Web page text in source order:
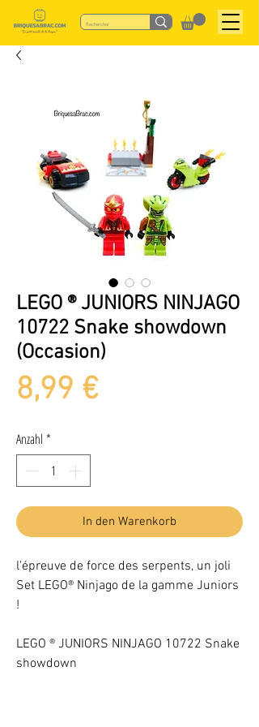
LEGO ® JUNIORS NINJAGO
10722 Snake showdown
(Occasion)
8,99 €Preis
Anzahl *
In den Warenkorb
l'épreuve de force des serpents, un joli
Set LEGO® Ninjago de la gamme Juniors
!
LEGO ® JUNIORS NINJAGO 10722 Snake
showdown